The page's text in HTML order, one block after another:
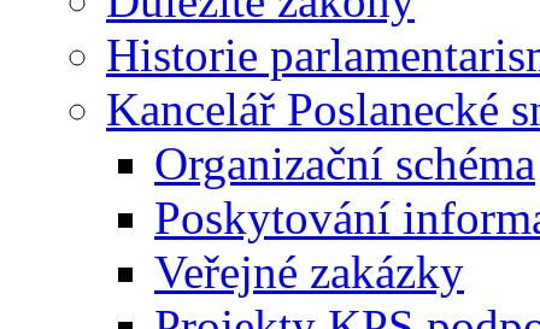
Historie
Kancelář Poslanecké
Organizační schéma
Poskytování
Veřejné zakázky